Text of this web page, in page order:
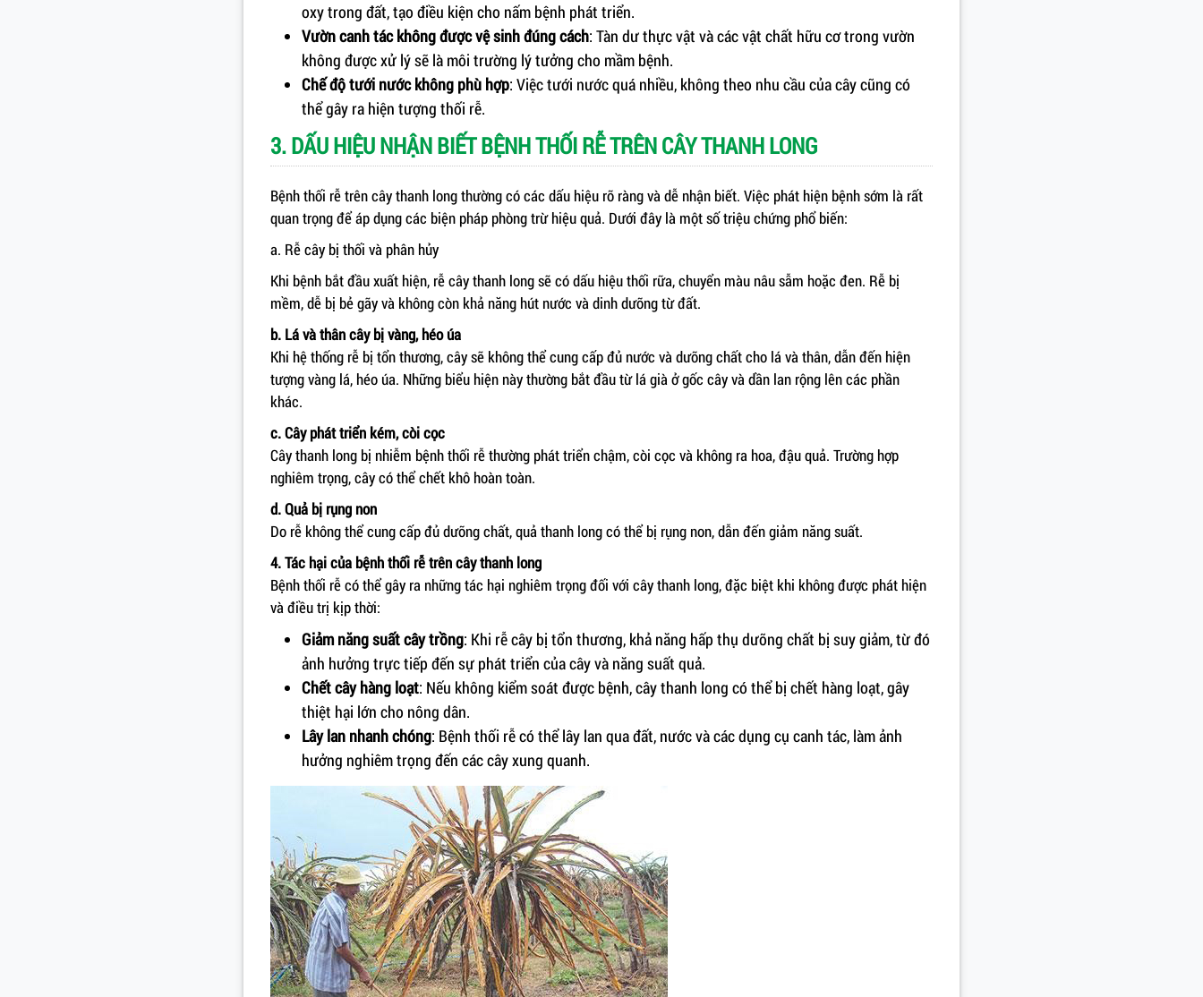
oxy trong đất, tạo điều kiện cho nấm bệnh phát triển.
Vườn canh tác không được vệ sinh đúng cách: Tàn dư thực vật và các vật chất hữu cơ trong vườn
không được xử lý sẽ là môi trường lý tưởng cho mầm bệnh.
Chế độ tưới nước không phù hợp: Việc tưới nước quá nhiều, không theo nhu cầu của cây cũng có
thể gây ra hiện tượng thối rễ.
3. DẤU HIỆU NHẬN BIẾT BỆNH THỐI RỄ TRÊN CÂY THANH LONG
Bệnh thối rễ trên cây thanh long thường có các dấu hiệu rõ ràng và dễ nhận biết. Việc phát hiện bệnh sớm là rất
quan trọng để áp dụng các biện pháp phòng trừ hiệu quả. Dưới đây là một số triệu chứng phổ biến:
a. Rễ cây bị thối và phân hủy
Khi bệnh bắt đầu xuất hiện, rễ cây thanh long sẽ có dấu hiệu thối rữa, chuyển màu nâu sẫm hoặc đen. Rễ bị
mềm, dễ bị bẻ gãy và không còn khả năng hút nước và dinh dưỡng từ đất.
b. Lá và thân cây bị vàng, héo úa
Khi hệ thống rễ bị tổn thương, cây sẽ không thể cung cấp đủ nước và dưỡng chất cho lá và thân, dẫn đến hiện
tượng vàng lá, héo úa. Những biểu hiện này thường bắt đầu từ lá già ở gốc cây và dần lan rộng lên các phần
khác.
c. Cây phát triển kém, còi cọc
Cây thanh long bị nhiễm bệnh thối rễ thường phát triển chậm, còi cọc và không ra hoa, đậu quả. Trường hợp
nghiêm trọng, cây có thể chết khô hoàn toàn.
d. Quả bị rụng non
Do rễ không thể cung cấp đủ dưỡng chất, quả thanh long có thể bị rụng non, dẫn đến giảm năng suất.
4. Tác hại của bệnh thối rễ trên cây thanh long
Bệnh thối rễ có thể gây ra những tác hại nghiêm trọng đối với cây thanh long, đặc biệt khi không được phát hiện
và điều trị kịp thời:
Giảm năng suất cây trồng: Khi rễ cây bị tổn thương, khả năng hấp thụ dưỡng chất bị suy giảm, từ đó
ảnh hưởng trực tiếp đến sự phát triển của cây và năng suất quả.
Chết cây hàng loạt: Nếu không kiểm soát được bệnh, cây thanh long có thể bị chết hàng loạt, gây
thiệt hại lớn cho nông dân.
Lây lan nhanh chóng: Bệnh thối rễ có thể lây lan qua đất, nước và các dụng cụ canh tác, làm ảnh
hưởng nghiêm trọng đến các cây xung quanh.